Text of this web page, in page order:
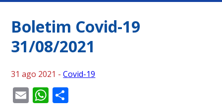
Boletim Covid-19
31/08/2021
31 ago 2021 -Covid-19
EmailWhatsApp